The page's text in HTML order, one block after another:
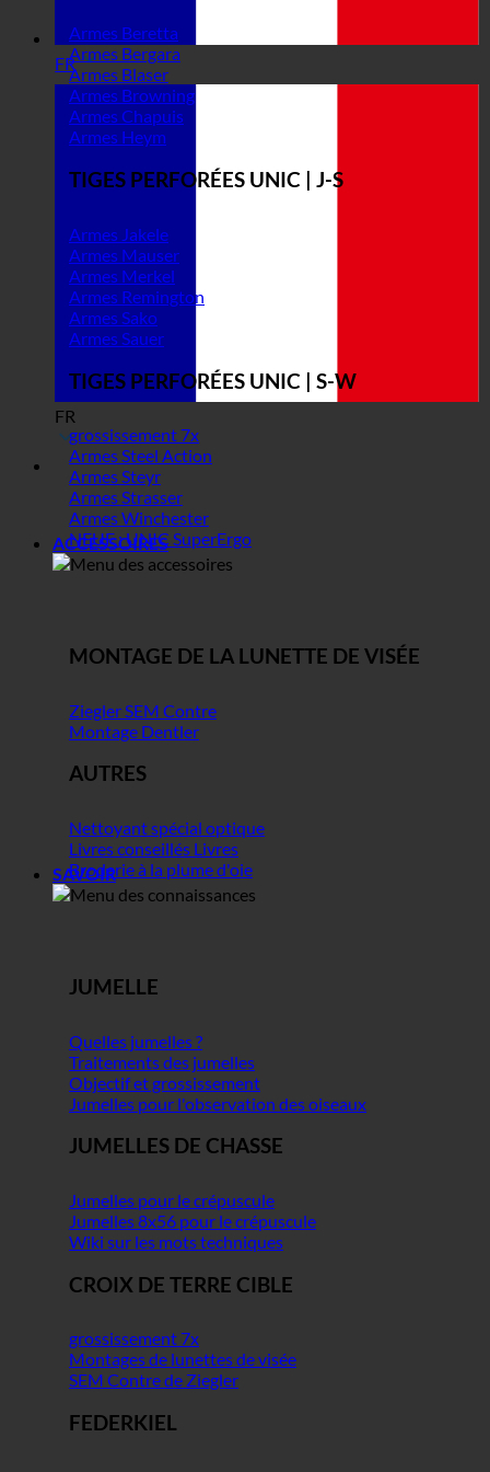
FR
FR
Armes Beretta
Armes Bergara
Armes Blaser
Armes Browning
Armes Chapuis
Armes Heym
TIGES PERFORÉES UNIC | J-S
Armes Jakele
Armes Mauser
Armes Merkel
Armes Remington
Armes Sako
Armes Sauer
TIGES PERFORÉES UNIC | S-W
grossissement 7x
Armes Steel Action
Armes Steyr
Armes Strasser
Armes Winchester
NEUF : UNIC SuperErgo
ACCESSOIRES
MONTAGE DE LA LUNETTE DE VISÉE
Ziegler SEM Contre
Montage Dentler
AUTRES
Nettoyant spécial optique
Livres conseillés Livres
Broderie à la plume d'oie
SAVOIR
JUMELLE
Quelles jumelles ?
Traitements des jumelles
Objectif et grossissement
Jumelles pour l'observation des oiseaux
JUMELLES DE CHASSE
Jumelles pour le crépuscule
Jumelles 8x56 pour le crépuscule
Wiki sur les mots techniques
CROIX DE TERRE CIBLE
grossissement 7x
Montages de lunettes de visée
SEM Contre de Ziegler
FEDERKIEL